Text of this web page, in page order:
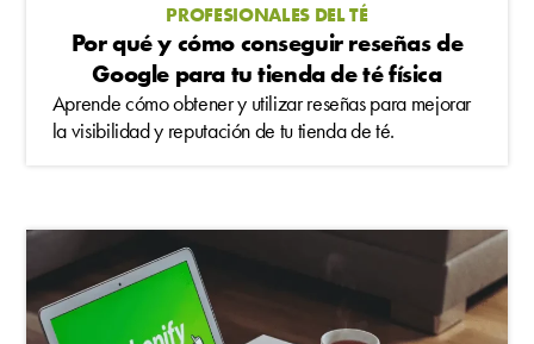
PROFESIONALES DEL TÉ
Por qué y cómo conseguir reseñas de
Google para tu tienda de té física
Aprende cómo obtener y utilizar reseñas para mejorar
la visibilidad y reputación de tu tienda de té.